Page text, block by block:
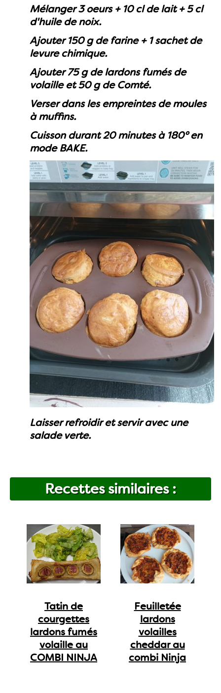
Mélanger 3 oeurs + 10 cl de lait + 5 cl
d'huile de noix.
Ajouter 150 g de farine + 1 sachet de
levure chimique.
Ajouter 75 g de lardons fumés de
volaille et 50 g de Comté.
Verser dans les empreintes de moules
à muffins.
Cuisson durant 20 minutes à 180° en
mode BAKE.
Laisser refroidir et servir avec une
salade verte.
Recettes similaires :
Tatin de
courgettes
lardons fumés
volaille au
COMBI NINJA
Feuilletée
lardons
volailles
cheddar au
combi Ninja